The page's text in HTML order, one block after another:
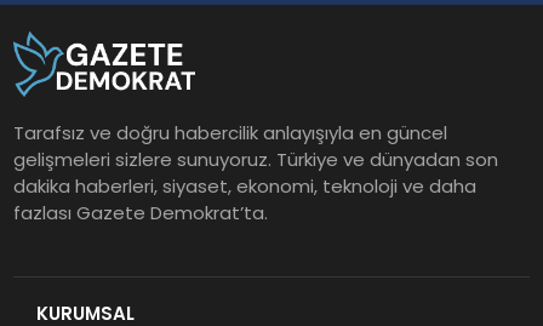
Tarafsız ve doğru habercilik anlayışıyla en güncel
gelişmeleri sizlere sunuyoruz. Türkiye ve dünyadan son
dakika haberleri, siyaset, ekonomi, teknoloji ve daha
fazlası Gazete Demokrat’ta.
KURUMSAL